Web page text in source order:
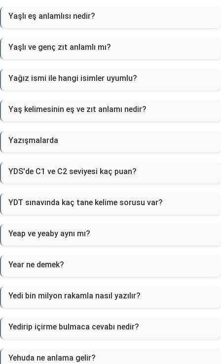
Yaşlı eş anlamlısı nedir?
Yaşlı ve genç zıt anlamlı mı?
Yağız ismi ile hangi isimler uyumlu?
Yaş kelimesinin eş ve zıt anlamı nedir?
Yazışmalarda
YDS'de C1 ve C2 seviyesi kaç puan?
YDT sınavında kaç tane kelime sorusu var?
Yeap ve yeaby aynı mı?
Year ne demek?
Yedi bin milyon rakamla nasıl yazılır?
Yedirip içirme bulmaca cevabı nedir?
Yehuda ne anlama gelir?